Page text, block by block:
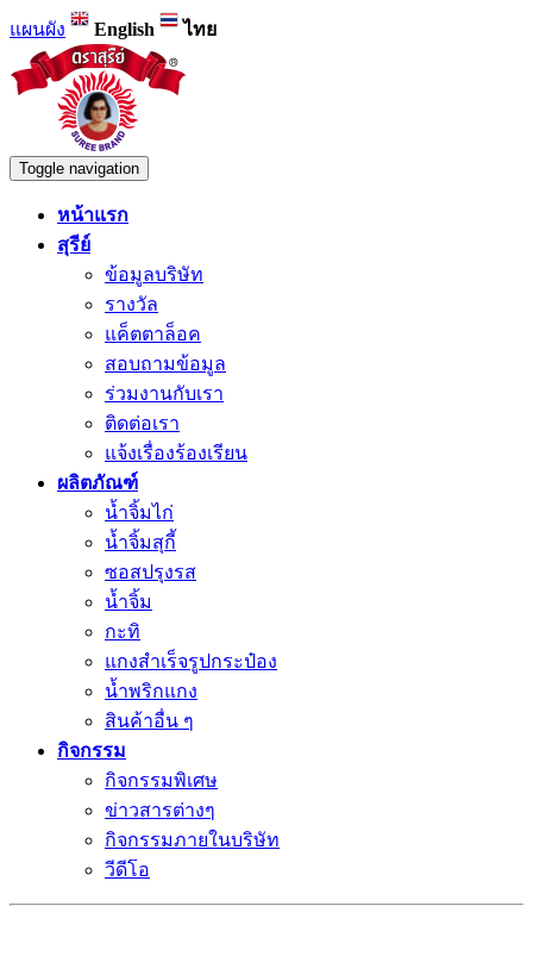
แผนผัง English ไทย
Toggle navigation
หน้าแรก
สุรีย์
ข้อมูลบริษัท
รางวัล
แค็ตตาล็อค
สอบถามข้อมูล
ร่วมงานกับเรา
ติดต่อเรา
แจ้งเรื่องร้องเรียน
ผลิตภัณฑ์
น้ำจิ้มไก่
น้ำจิ้มสุกี้
ซอสปรุงรส
น้ำจิ้ม
กะทิ
แกงสำเร็จรูปกระป๋อง
น้ำพริกแกง
สินค้าอื่น ๆ
กิจกรรม
กิจกรรมพิเศษ
ข่าวสารต่างๆ
กิจกรรมภายในบริษัท
วีดีโอ